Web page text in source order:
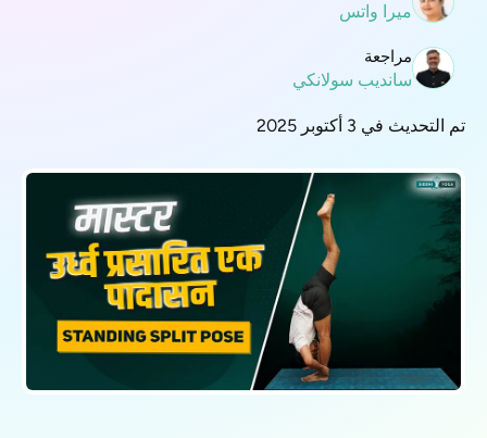
ميرا واتس
مراجعة
سانديب سولانكي
تم التحديث في 3 أكتوبر 2025